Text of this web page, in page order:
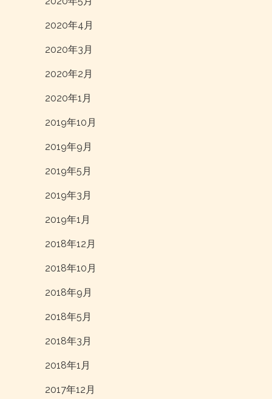
2020年4月
2020年3月
2020年2月
2020年1月
2019年10月
2019年9月
2019年5月
2019年3月
2019年1月
2018年12月
2018年10月
2018年9月
2018年5月
2018年3月
2018年1月
2017年12月